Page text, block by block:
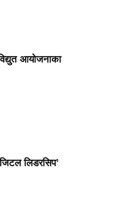
आयोजनाका
लिडरसिप’